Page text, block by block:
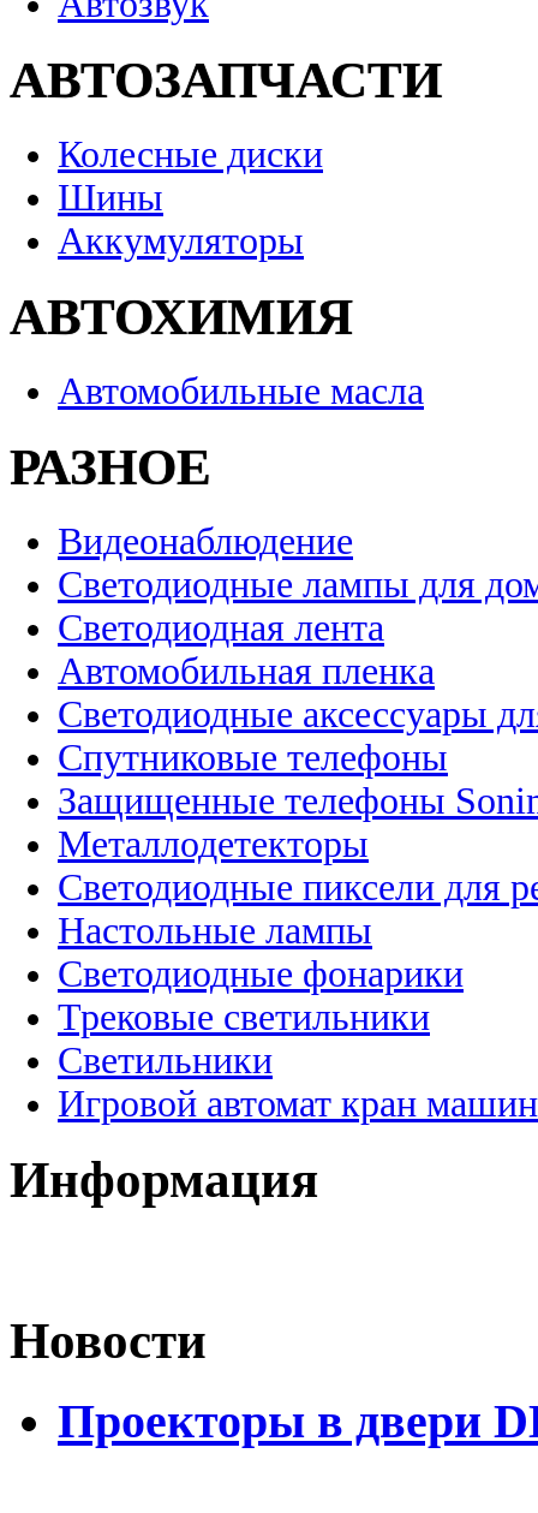
АВТОЗАПЧАСТИ
Колесные диски
Шины
Аккумуляторы
АВТОХИМИЯ
Автомобильные масла
РАЗНОЕ
Видеонаблюдение
Светодиодные лампы для
Светодиодная лента
Автомобильная пленка
Светодиодные аксессуары
Спутниковые телефоны
Защищенные телефоны
Металлодетекторы
Светодиодные пиксели для
Настольные лампы
Светодиодные фонарики
Трековые светильники
Светильники
Игровой автомат кран
Информация
Новости
Проекторы в двери